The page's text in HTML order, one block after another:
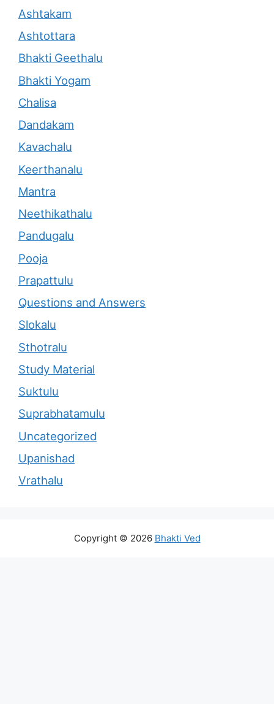
Ashtakam
Ashtottara
Bhakti Geethalu
Bhakti Yogam
Chalisa
Dandakam
Kavachalu
Keerthanalu
Mantra
Neethikathalu
Pandugalu
Pooja
Prapattulu
Questions and Answers
Slokalu
Sthotralu
Study Material
Suktulu
Suprabhatamulu
Uncategorized
Upanishad
Vrathalu
Copyright © 2026 Bhakti Ved